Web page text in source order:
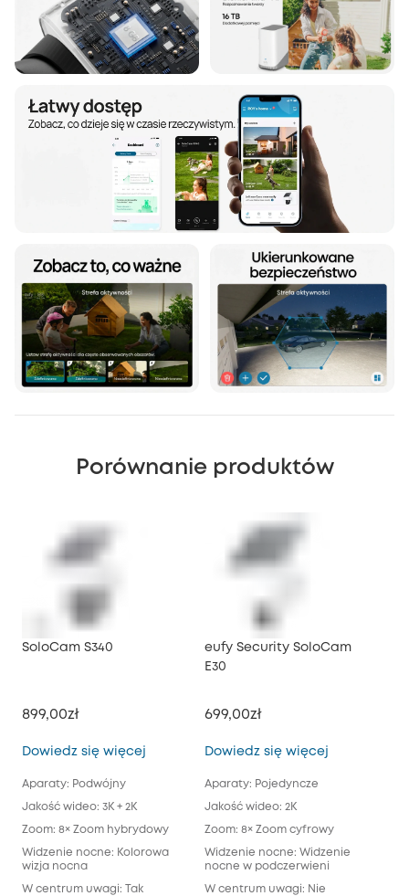
Porównanie produktów
SoloCam S340
899,00zł
Dowiedz się więcej SoloCam S340
Aparaty: Podwójny
Jakość wideo: 3K + 2K
Zoom: 8× Zoom hybrydowy
Widzenie nocne: Kolorowa
wizja nocna
W centrum uwagi: Tak
eufy Security SoloCam
E30
699,00zł
Dowiedz się więcej
Aparaty: Pojedyncze
Jakość wideo: 2K
Zoom: 8× Zoom cyfrowy
Widzenie nocne: Widzenie
nocne w podczerwieni
W centrum uwagi: Nie